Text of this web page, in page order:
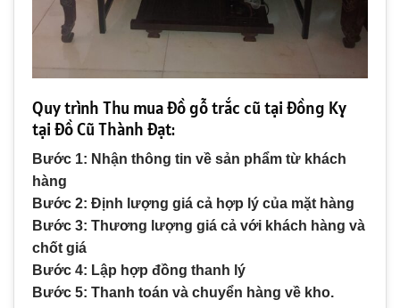
Quy trình Thu mua đồ gỗ trắc cũ tại Đồng Kỵ
tại Đồ Cũ Thành Đạt:
Bước 1: Nhận thông tin về sản phẩm từ khách
hàng
Bước 2: Định lượng giá cả hợp lý của mặt hàng
Bước 3: Thương lượng giá cả với khách hàng và
chốt giá
Bước 4: Lập hợp đồng thanh lý
Bước 5: Thanh toán và chuyển hàng về kho.